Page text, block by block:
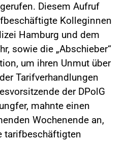
Diesem Aufruf
Kolleginnen
Hamburg und dem
sowie die „Abschieber“
um ihren Unmut über
Tarifverhandlungen
der DPolG
mahnte einen
Wochenende an,
tarifbeschäftigten